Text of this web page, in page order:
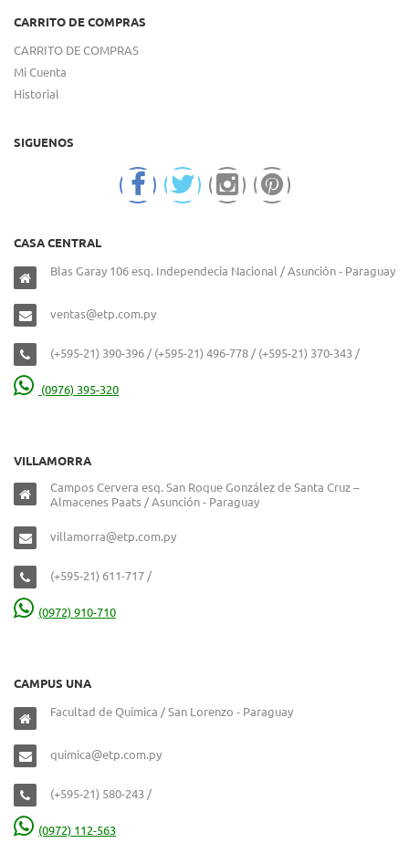
CARRITO DE COMPRAS
CARRITO DE COMPRAS
Mi Cuenta
Historial
SIGUENOS
CASA CENTRAL
Blas Garay 106 esq. Independecia Nacional / Asunción - Paraguay
ventas@etp.com.py
(+595-21) 390-396 / (+595-21) 496-778 / (+595-21) 370-343 /
(0976) 395-320
VILLAMORRA
Campos Cervera esq. San Roque González de Santa Cruz –
Almacenes Paats / Asunción - Paraguay
villamorra@etp.com.py
(+595-21) 611-717 /
(0972) 910-710
CAMPUS UNA
Facultad de Química / San Lorenzo - Paraguay
quimica@etp.com.py
(+595-21) 580-243 /
(0972) 112-563